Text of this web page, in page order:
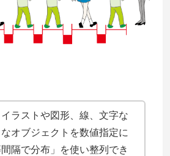
ラストや図形、線、文字な
オブジェクトを数値指定に
隔で分布」を使い整列でき